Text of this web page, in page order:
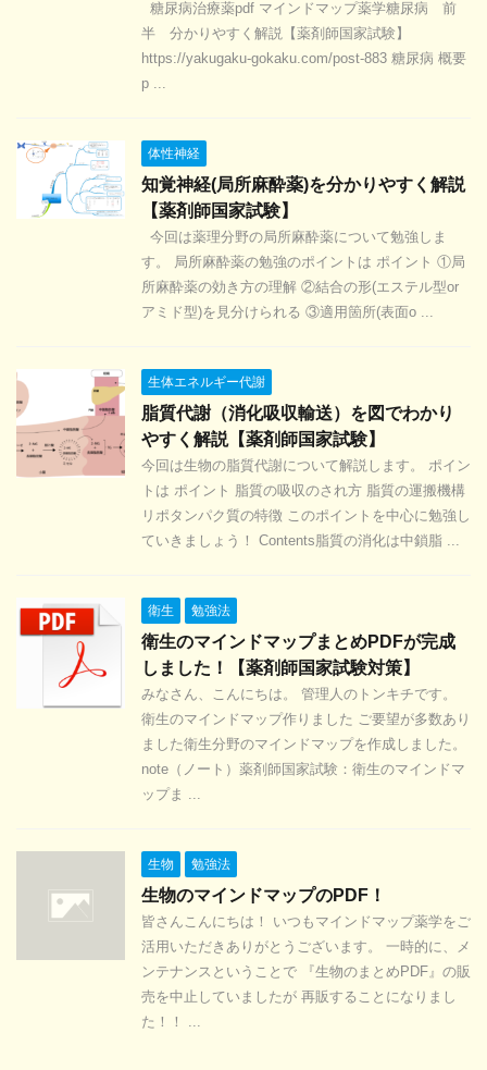
糖尿病治療薬pdf マインドマップ薬学糖尿病 前
半 分かりやすく解説【薬剤師国家試験】
https://yakugaku-gokaku.com/post-883 糖尿病 概要
p ...
体性神経
知覚神経(局所麻酔薬)を分かりやすく解説
【薬剤師国家試験】
今回は薬理分野の局所麻酔薬について勉強しま
す。 局所麻酔薬の勉強のポイントは ポイント ①局
所麻酔薬の効き方の理解 ②結合の形(エステル型or
アミド型)を見分けられる ③適用箇所(表面o ...
生体エネルギー代謝
脂質代謝（消化吸収輸送）を図でわかり
やすく解説【薬剤師国家試験】
今回は生物の脂質代謝について解説します。 ポイン
トは ポイント 脂質の吸収のされ方 脂質の運搬機構
リポタンパク質の特徴 このポイントを中心に勉強し
ていきましょう！ Contents脂質の消化は中鎖脂 ...
衛生 勉強法
衛生のマインドマップまとめPDFが完成
しました！【薬剤師国家試験対策】
みなさん、こんにちは。 管理人のトンキチです。
衛生のマインドマップ作りました ご要望が多数あり
ました衛生分野のマインドマップを作成しました。
note（ノート）薬剤師国家試験：衛生のマインドマ
ップま ...
生物 勉強法
生物のマインドマップのPDF！
皆さんこんにちは！ いつもマインドマップ薬学をご
活用いただきありがとうございます。 一時的に、メ
ンテナンスということで 『生物のまとめPDF』の販
売を中止していましたが 再販することになりまし
た！！ ...